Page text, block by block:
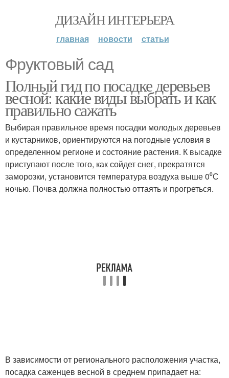
ДИЗАЙН ИНТЕРЬЕРА
главная новости статьи
Фруктовый сад
Полный гид по посадке деревьев
весной: какие виды выбрать и как
правильно сажать
Выбирая правильное время посадки молодых деревьев
и кустарников, ориентируются на погодные условия в
определенном регионе и состояние растения. К высадке
приступают после того, как сойдет снег, прекратятся
заморозки, установится температура воздуха выше 0⁰С
ночью. Почва должна полностью оттаять и прогреться.
В зависимости от регионального расположения участка,
посадка саженцев весной в среднем припадает на: